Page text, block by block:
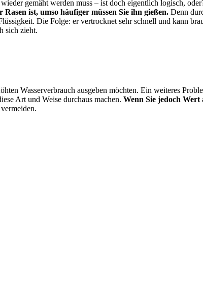
gemäht werden muss – ist doch eigentlich logisch,
Rasen ist, umso häufiger müssen Sie ihn gießen. Denn
Die Folge: er vertrocknet sehr schnell und kann
sich zieht.
Wasserverbrauch ausgeben möchten. Ein weiteres
Art und Weise durchaus machen. Wenn Sie jedoch Wert